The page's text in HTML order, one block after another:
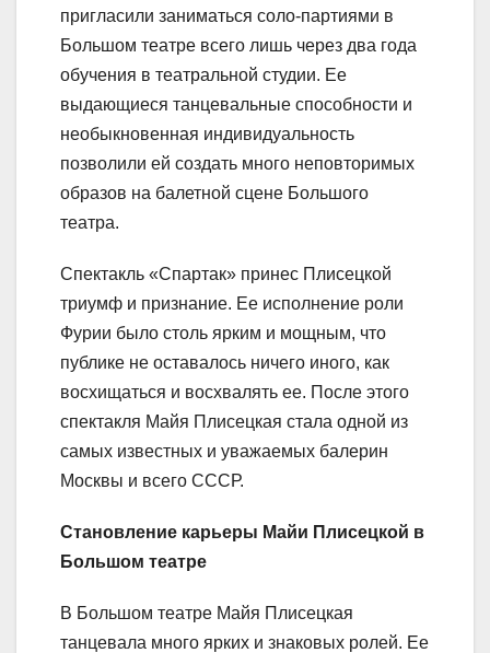
пригласили заниматься соло-партиями в
Большом театре всего лишь через два года
обучения в театральной студии. Ее
выдающиеся танцевальные способности и
необыкновенная индивидуальность
позволили ей создать много неповторимых
образов на балетной сцене Большого
театра.
Спектакль «Спартак» принес Плисецкой
триумф и признание. Ее исполнение роли
Фурии было столь ярким и мощным, что
публике не оставалось ничего иного, как
восхищаться и восхвалять ее. После этого
спектакля Майя Плисецкая стала одной из
самых известных и уважаемых балерин
Москвы и всего СССР.
Становление карьеры Майи Плисецкой в
Большом театре
В Большом театре Майя Плисецкая
танцевала много ярких и знаковых ролей. Ее